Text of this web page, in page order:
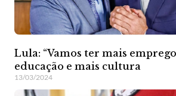
Lula: “Vamos ter mais
educação e mais cultura
13/03/2024